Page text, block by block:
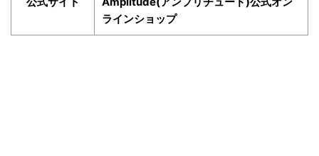
ラインショップ